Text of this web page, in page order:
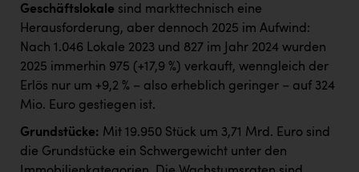
Geschäftslokale sind markttechnisch eine
Herausforderung, aber dennoch 2025 im Aufwind:
Nach 1.046 Lokale 2023 und 827 im Jahr 2024 wurden
2025 immerhin 975 (+17,9 %) verkauft, wenngleich der
Erlös nur um +9,2 % – also erheblich geringer – auf 324
Mio. Euro gestiegen ist.
Grundstücke: Mit 19.950 Stück um 3,71 Mrd. Euro sind
die Grundstücke ein Schwergewicht unter den